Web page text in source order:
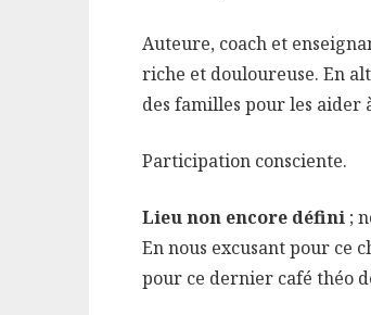
Auteure, coach et
riche et douloureuse. En
des familles pour les aider
Participation consciente.
Lieu non encore défini;
En nous excusant pour ce
pour ce dernier café théo